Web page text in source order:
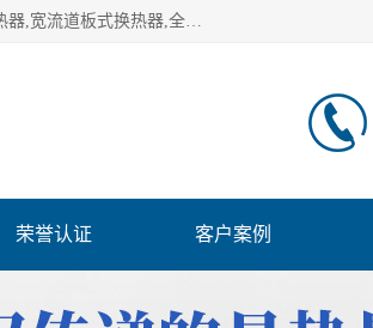
湖南欧力德换热实业有限公司生产换热设备,板式换热器,板式热交换器,板式换热器机组,卫生级板式换热器,宽流道板式换热器,全焊接板式换热器,钎焊板式换热器,钛材板式换热器,容积式换热器,盘管换热,不锈钢水箱,定压补水机组,变频供水机组等,用户覆盖：湖南、湖北、广西、广东、海南、云南、贵州等全国各地。
荣誉认证 客户案例